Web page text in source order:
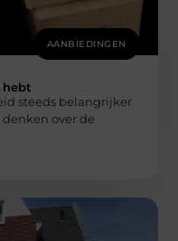
AANBIEDINGEN
hebt
steeds belangrijker
over de